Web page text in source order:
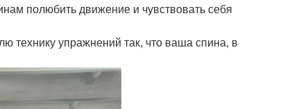
полюбить движение и чувствовать себя
технику упражнений так, что ваша спина, в